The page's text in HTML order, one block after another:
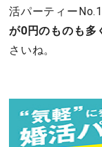
活パーティー
が0円のものも多
さいね。